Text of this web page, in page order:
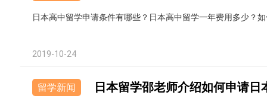
日本高中留学申请条件有哪些？日本高中留学一年费用多少？
2019-10-24
留学新闻 日本留学邵老师介绍如何申请日